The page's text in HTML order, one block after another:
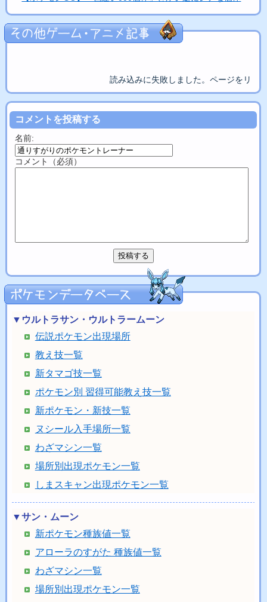
読み込みに失敗しました。ページをリロ
コメントを投稿する
名前:
コメント（必須）
▼ウルトラサン・ウルトラームーン
伝説ポケモン出現場所
教え技一覧
新タマゴ技一覧
ポケモン別 習得可能教え技一覧
新ポケモン・新技一覧
ヌシール入手場所一覧
わざマシン一覧
場所別出現ポケモン一覧
しまスキャン出現ポケモン一覧
▼サン・ムーン
新ポケモン種族値一覧
アローラのすがた 種族値一覧
わざマシン一覧
場所別出現ポケモン一覧